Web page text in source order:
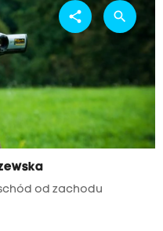
od zachodu
share search